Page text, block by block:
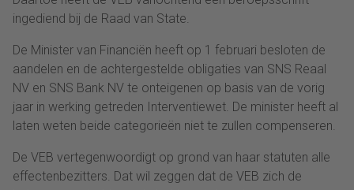
ingediend bij de Raad van State.
De Minister van Financiën heeft op 1 februari besloten de
aandelen en de achtergestelde obligaties van SNS Reaal
NV en SNS Bank NV te onteigenen op basis van de vorig
jaar in werking getreden Interventiewet. De minister heeft al
laten weten beide categorieën niet te zullen compenseren.
De VEB vertegenwoordigt op grond van haar statuten alle
effectenbezitters. Dat wil zeggen dat de VEB zich de